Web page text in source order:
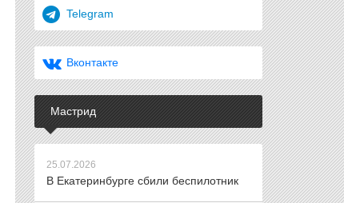
Telegram
Вконтакте
Мастрид
25.07.2026
В Екатеринбурге сбили беспилотник